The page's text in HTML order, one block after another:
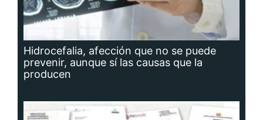
Hidrocefalia, afección que no se puede
prevenir, aunque sí las causas que la
producen